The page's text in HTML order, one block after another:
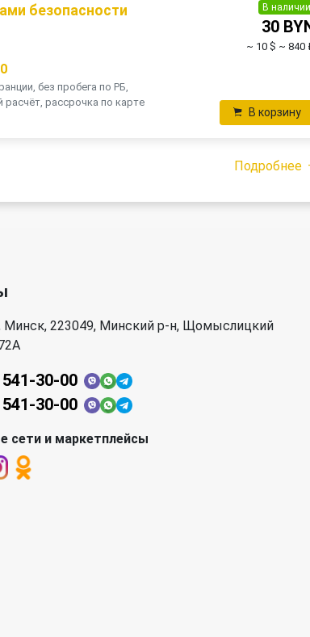
безопасности
без пробега по РБ,
рассрочка по карте
В наличии
30
~ 10 $ ~ 840
В корзину
Подробнее
Минск, 223049, Минский р-н, Щомыслицкий
30-00
30-00
сети и маркетплейсы